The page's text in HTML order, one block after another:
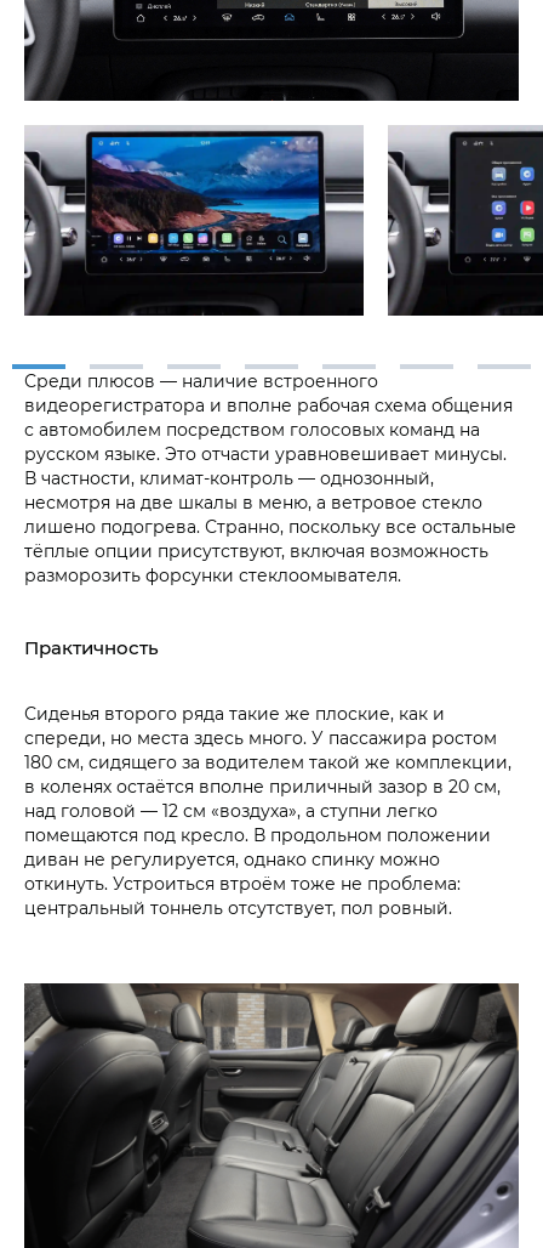
Среди плюсов — наличие встроенного
видеорегистратора и вполне рабочая схема общения
с автомобилем посредством голосовых команд на
русском языке. Это отчасти уравновешивает минусы.
В частности, климат-контроль — однозонный,
несмотря на две шкалы в меню, а ветровое стекло
лишено подогрева. Странно, поскольку все остальные
тёплые опции присутствуют, включая возможность
разморозить форсунки стеклоомывателя.
Практичность
Сиденья второго ряда такие же плоские, как и
спереди, но места здесь много. У пассажира ростом
180 см, сидящего за водителем такой же комплекции,
в коленях остаётся вполне приличный зазор в 20 см,
над головой — 12 см «воздуха», а ступни легко
помещаются под кресло. В продольном положении
диван не регулируется, однако спинку можно
откинуть. Устроиться втроём тоже не проблема:
центральный тоннель отсутствует, пол ровный.